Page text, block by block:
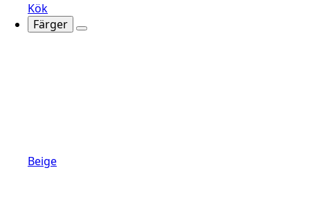
Kök
Färger
Beige